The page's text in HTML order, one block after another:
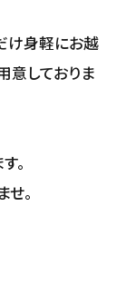
け身軽にお越
意しておりま
。
。